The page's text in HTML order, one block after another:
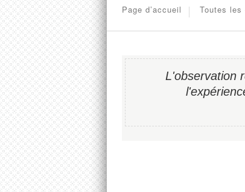
Page d’accueil Toutes les
L'observation